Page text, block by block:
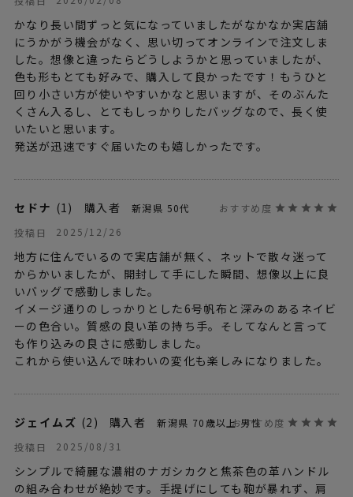
かなり長い間ずっと気になっていましたがなかなか実店舗
にうかがう機会がなく、思い切ってオンラインで注文しま
した。想像と違ったらどうしようかと思っていましたが、
色も形もとても好みで、購入して良かったです！もうひと
回り小さい方が使いやすいかなと思いますが、そのぶんた
くさん入るし、とてもしっかりしたバッグなので、長く使
いたいと思います。
発送が迅速ですぐ届いたのも嬉しかったです。
セドナ 1 購入者 新潟県 50代
投稿日
2025/12/26
地方に住んでいるので実店舗が無く、ネットで散々迷って
からかいましたが、開封して手にした瞬間、想像以上に良
いバッグで感動しました。
イメージ通りのしっかりとした6号帆布と深みのあるネイビ
ーの色合い。質感の良い革の持ち手。そしてなんと言って
も作り込みの良さに感動しました。
これから使い込んで味わいの変化も楽しみになりました。
ジェイムズ 2 購入者 新潟県 70歳以上 男性
投稿日
2025/08/31
シンプルで綺麗な濃紺のナガシカクと焦茶色の革ハンドル
の組み合わせが絶妙です。手提げにしても鞄が暴れず、肩